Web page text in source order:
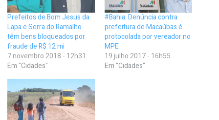
Prefeitos de Bom Jesus da
Lapa e Serra do Ramalho
têm bens bloqueados por
fraude de R$ 12 mi
7 novembro 2018 - 12h31
Em "Cidades"
#Bahia: Denúncia contra
prefeitura de Macaúbas é
protocolada por vereador no
MPE
19 julho 2017 - 16h55
Em "Cidades"